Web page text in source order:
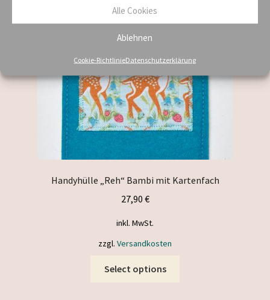
Alle Cookies
Ablehnen
Cookie-RichtlinieDatenschutzerklärung
Handyhülle „Reh“ Bambi mit Kartenfach
27,90 €
inkl. MwSt.
zzgl. Versandkosten
Select options